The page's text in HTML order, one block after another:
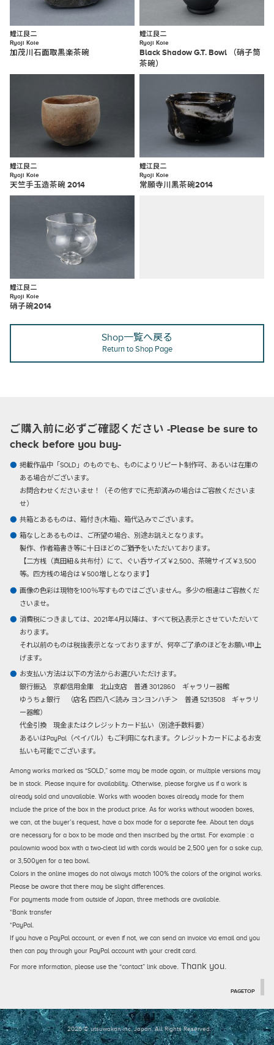
鯉江良二
Ryoji Koie
加茂川石面取黒楽茶碗
鯉江良二
Ryoji Koie
Black Shadow G.T. Bowl （硝子筒
茶碗）
鯉江良二
Ryoji Koie
天竺手玉造茶碗 2014
鯉江良二
Ryoji Koie
常願寺川黒茶碗2014
鯉江良二
Ryoji Koie
硝子碗2014
Shop一覧へ戻る
Return to Shop Page
ご購入前に必ずご確認ください -Please be sure to
check before you buy-
掲載作品中「SOLD」のものでも、ものによりリピート制作可、あるいは在庫の
ある場合がございます。
お問合わせくださいませ！（その他すでに売却済みの場合はご容赦くださいま
せ）
共箱とあるものは、箱付き(木箱)、箱代込みでございます。
箱なしとあるものは、ご所望の場合、別途お誂えとなります。
製作、作者箱書き等に十日ほどのご猶予をいただいております。
【二方桟（真田紐＆共布付）にて、ぐい呑サイズ￥2,500、茶碗サイズ￥3,500
等。四方桟の場合は￥500増しとなります】
画像の色彩は現物を100％写すものではございません。多少の相違はご容赦くだ
さいませ。
消費税につきましては、2021年4月以降は、すべて税込表示とさせていただいて
おります。
それ以前のものは税抜表示となっておりますが、何卒ご了承のほどをお願い申上
げます。
お支払い方法は以下の方法からお選びいただけます。
銀行振込京都信用金庫 北山支店 普通 3012860 ギャラリー器館
ゆうちょ銀行 （店名 四四八＜読み ヨンヨンハチ＞ 普通 5213508 ギャラリ
ー器館）
代金引換現金またはクレジットカード払い（別途手数料要）
あるいはPayPal（ペイパル）もご利用になれます。クレジットカードによるお支
払いも可能でございます。
Among works marked as “SOLD,” some may be made again, or multiple versions may
be in stock. Please inquire for availability. Otherwise, please forgive us if a work is
already sold and unavailable. Works with wooden boxes already made for them
include the price of the box in the product price. As for works without wooden boxes,
we can, at the buyer’s request, have a box made for a separate fee. About ten days
are necessary for a box to be made and then inscribed by the artist. For example : a
paulownia wood box with a two-cleat lid with cords would be 2,500 yen for a sake cup,
or 3,500yen for a tea bowl.
Colors in the online images do not always match 100% the colors of the original works.
Please be aware that there may be slight differences.
For payments made from outside of Japan, three methods are available.
*Bank transfer
*PayPal.
If you have a PayPal account, or even if not, we can send an invoice via email and you
then can pay through your PayPal account with your credit card.
For more information, please use the “contact” link above. Thank you.
PAGETOP
2026 © utsuwakan inc, Japan.All Rights Reserved.